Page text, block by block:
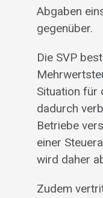
Abgaben
gegenüber.
Die SVP
Situation für
dadurch
Betriebe
einer
wird daher
Zudem